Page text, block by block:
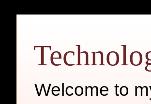
Welcome to